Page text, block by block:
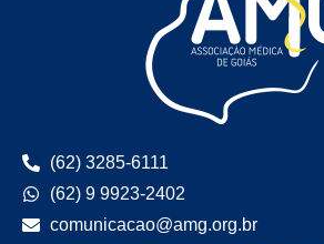
(62) 3285-6111
(62) 9 9923-2402
comunicacao@amg.org.br